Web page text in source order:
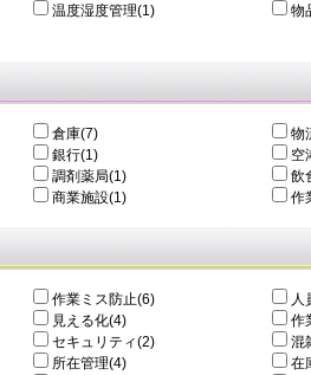
温度湿度管理(1)
物
倉庫(7)
物
銀行(1)
空
調剤薬局(1)
飲
商業施設(1) 作
作業ミス防止(6)
人
⾒える化(4)
作
セキュリティ(2)
混
所在管理(4)
在